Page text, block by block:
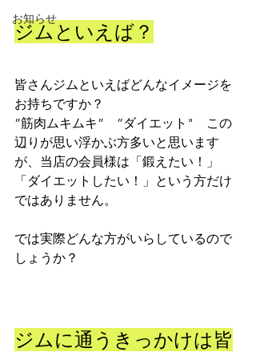
お知らせ
ジムといえば？
皆さんジムといえばどんなイメージを
お持ちですか？
”筋肉ムキムキ”　”ダイエット"　この
辺りが思い浮かぶ方多いと思います
が、当店の会員様は「鍛えたい！」
「ダイエットしたい！」という方だけ
ではありません。
では実際どんな方がいらしているので
しょうか？
ジムに通うきっかけは皆